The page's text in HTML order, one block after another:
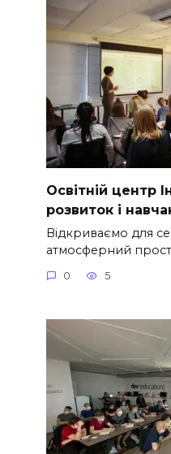
Освітній центр
розвиток і
Відкриваємо для
атмосферний
0 5